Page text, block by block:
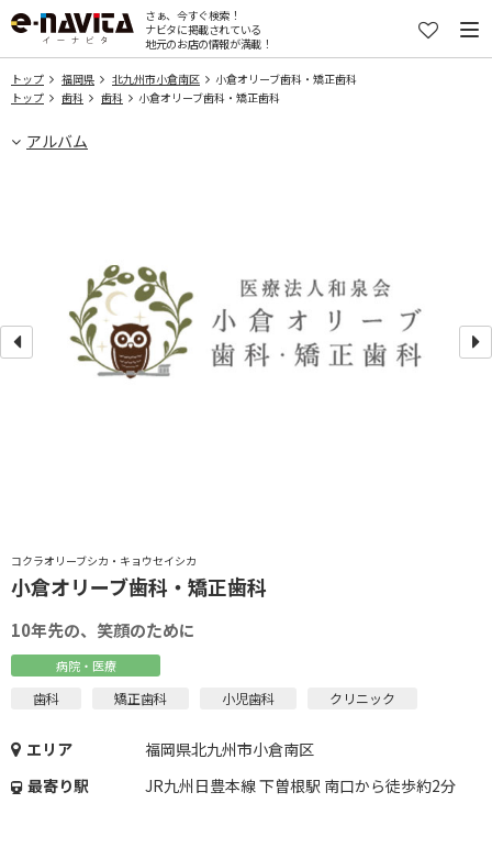
さぁ、今すぐ検索！
ナビタに掲載されている
地元のお店の情報が満載！
トップ 福岡県 北九州市小倉南区
小倉オリーブ歯科・矯正歯科
トップ
歯科 歯科 小倉オリーブ歯科・矯正歯科
アルバム
コクラオリーブシカ・キョウセイシカ
小倉オリーブ歯科・矯正歯科
10年先の、笑顔のために
病院・医療
歯科 矯正歯科 小児歯科 クリニック
エリア
福岡県北九州市小倉南区
最寄り駅
JR九州日豊本線 下曽根駅 南口から徒歩約2分